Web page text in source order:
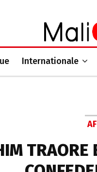
Internationale
TRAORE